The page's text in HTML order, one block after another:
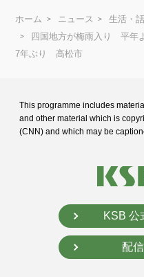
ホーム ニュース
生活・
四国地方が梅雨入り 平年
7年ぶり 高松市
This programme includes
and other material which is
(CNN) and which may be
KSB 公
配